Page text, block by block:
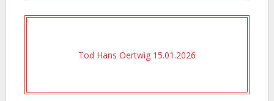
Tod Hans Oertwig 15.01.2026